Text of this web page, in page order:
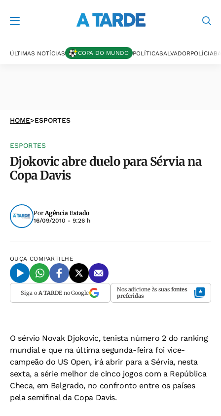
ÚLTIMAS NOTÍCIAS COPA DO MUNDO POLÍTICASALVADORPOLÍCIA
HOME>ESPORTES
ESPORTES
Djokovic abre duelo para Sérvia na
Copa Davis
PorAgência Estado
16/09/2010 - 9:26 h
OUÇA COMPARTILHE
Siga o A TARDEno Google Nos adicione às suas fontes
preferidas
O sérvio Novak Djokovic, tenista número 2 do ranking
mundial e que na última segunda-feira foi vice-
campeão do US Open, irá abrir para a Sérvia, nesta
sexta, a série melhor de cinco jogos com a República
Checa, em Belgrado, no confronto entre os países
pela semifinal da Copa Davis.